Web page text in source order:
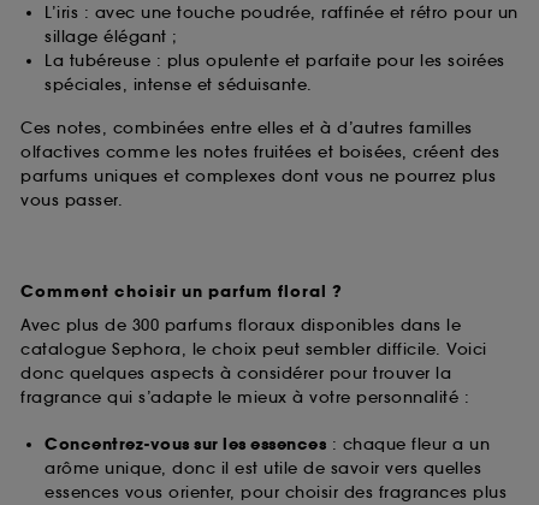
L’iris : avec une touche poudrée, raffinée et rétro pour un
sillage élégant ;
La tubéreuse : plus opulente et parfaite pour les soirées
spéciales, intense et séduisante.
Ces notes, combinées entre elles et à d’autres familles
olfactives comme les notes fruitées et boisées, créent des
parfums uniques et complexes dont vous ne pourrez plus
vous passer.
Comment choisir un parfum floral ?
Avec plus de 300 parfums floraux disponibles dans le
catalogue Sephora, le choix peut sembler difficile. Voici
donc quelques aspects à considérer pour trouver la
fragrance qui s’adapte le mieux à votre personnalité :
Concentrez-vous sur les essences : chaque fleur a un
arôme unique, donc il est utile de savoir vers quelles
essences vous orienter, pour choisir des fragrances plus